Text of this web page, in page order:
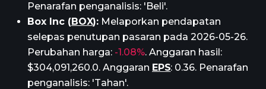
Penarafan penganalisis: 'Beli'.
Box Inc (BOX): Melaporkan pendapatan
selepas penutupan pasaran pada 2026-05-26.
Perubahan harga: -1.08%. Anggaran hasil:
$304,091,260.0. Anggaran EPS: 0.36. Penarafan
penganalisis: 'Tahan'.